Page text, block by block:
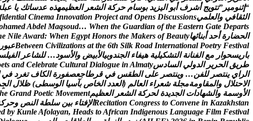
“إثنومير ”تتويج أشرف أبو اليزيد بوسام حركة الشعر العظيمهذه عدساتك يا عبل
الثقافي والعلمي fidential Cinema Innovation Project and Opens Discussions
hamedAbdel Maqsoud… When the Guardian of the Eastern Gate Departs
الحضارة أحد أبنائها e NileAward: When Egypt Honors the Makers of Beauty
Between Civilizations at the 6th Silk Road International Poetry Festival عبور
باريسحوار مع الفنانة التشكيلية هيفاء الجندوبيالبيض والسود… للشاعر الفيل
طريق الحرير الدولي السادس ets and Celebrate Cultural Dialogue in Almaty
الراي ينتصر للفن… وينتصر على الطقس في قرطاجعصفورة الكاف تغرد في
الحتلل والمقاومةمجلة شعراء العالم (العدد الخاص بآسيا الوسطى) ظلل الج
الوسمة والشهادات الجديدة لحركة الشعر العظيم he Grand Poetic Movement
Recitation Congress to Convene in Kazakhstan الفتاء بين سلطة النص وحرك
d by KunleAfolayan, Heads toAfrican Indigenous Language Film Festival